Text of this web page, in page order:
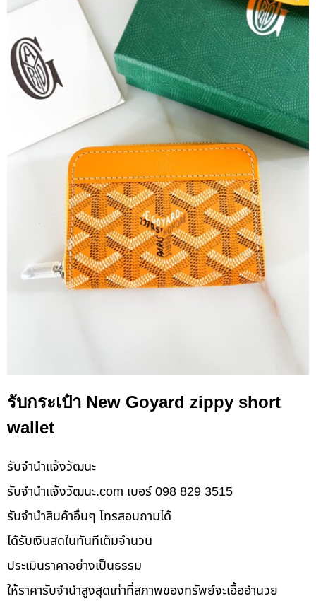
รับกระเป๋า New Goyard zippy short
wallet
รับจํานําแจ้งวัฒนะ
รับจํานําแจ้งวัฒนะ.com เบอร์ 098 829 3515
รับจำนำสินค้าอื่นๆ โทรสอบถามได้
ได้รับเงินสดในทันทีเต็มจำนวน
ประเมินราคาอย่างเป็นธรรม
ให้ราคารับจำนำสูงสุดเท่าที่สภาพของทรัพย์จะเอื้ออำนวย